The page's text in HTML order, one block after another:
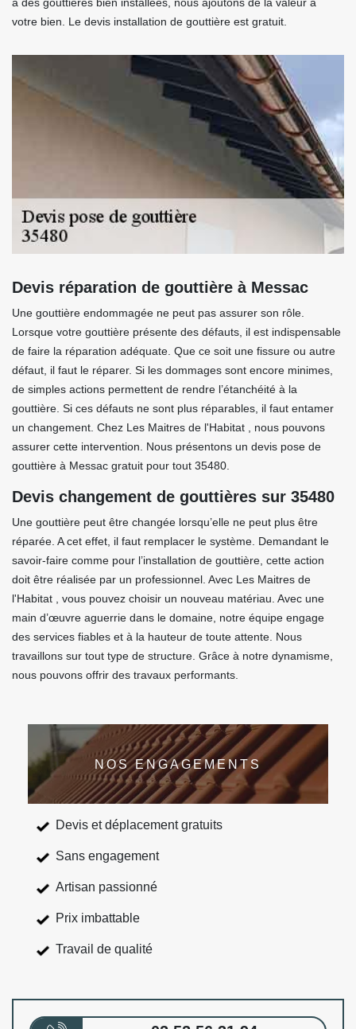
votre bien. Le devis installation de gouttière est gratuit.
Devis réparation de gouttière à Messac
Une gouttière endommagée ne peut pas assurer son rôle.
Lorsque votre gouttière présente des défauts, il est indispensable
de faire la réparation adéquate. Que ce soit une fissure ou autre
défaut, il faut le réparer. Si les dommages sont encore minimes,
de simples actions permettent de rendre l’étanchéité à la
gouttière. Si ces défauts ne sont plus réparables, il faut entamer
un changement. Chez Les Maitres de l'Habitat , nous pouvons
assurer cette intervention. Nous présentons un devis pose de
gouttière à Messac gratuit pour tout 35480.
Devis changement de gouttières sur 35480
Une gouttière peut être changée lorsqu’elle ne peut plus être
réparée. A cet effet, il faut remplacer le système. Demandant le
savoir-faire comme pour l’installation de gouttière, cette action
doit être réalisée par un professionnel. Avec Les Maitres de
l'Habitat , vous pouvez choisir un nouveau matériau. Avec une
main d’œuvre aguerrie dans le domaine, notre équipe engage
des services fiables et à la hauteur de toute attente. Nous
travaillons sur tout type de structure. Grâce à notre dynamisme,
nous pouvons offrir des travaux performants.
NOS ENGAGEMENTS
Devis et déplacement gratuits
Sans engagement
Artisan passionné
Prix imbattable
Travail de qualité